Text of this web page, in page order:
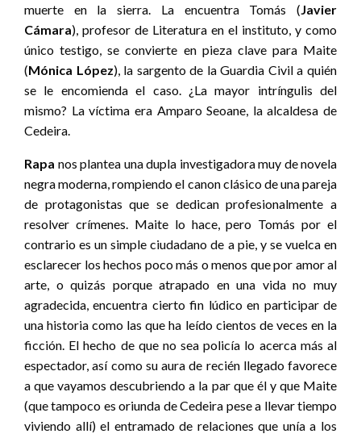
muerte en la sierra. La encuentra Tomás ( Javier
Cámara), profesor de Literatura en el instituto, y como
único testigo, se convierte en pieza clave para Maite
(Mónica López), la sargento de la Guardia Civil a quién
se le encomienda el caso. ¿La mayor intríngulis del
mismo? La víctima era Amparo Seoane, la alcaldesa de
Cedeira.
Rapa nos plantea una dupla investigadora muy de novela
negra moderna, rompiendo el canon clásico de una pareja
de protagonistas que se dedican profesionalmente a
resolver crímenes. Maite lo hace, pero Tomás por el
contrario es un simple ciudadano de a pie, y se vuelca en
esclarecer los hechos poco más o menos que por amor al
arte, o quizás porque atrapado en una vida no muy
agradecida, encuentra cierto fin lúdico en participar de
una historia como las que ha leído cientos de veces en la
ficción. El hecho de que no sea policía lo acerca más al
espectador, así como su aura de recién llegado favorece
a que vayamos descubriendo a la par que él y que Maite
(que tampoco es oriunda de Cedeira pese a llevar tiempo
viviendo allí) el entramado de relaciones que unía a los